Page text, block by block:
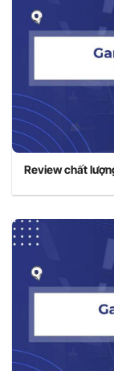
Review chất